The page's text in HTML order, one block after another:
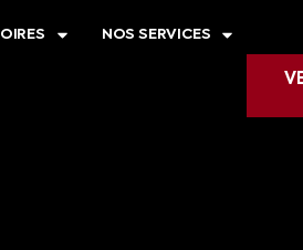
NOS SERVICES